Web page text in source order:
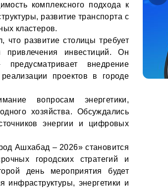
комплексного подхода к
развитие транспорта с
кластеров.
развитие столицы требует
привлечения инвестиций. Он
внедрение
проектов в городе
вопросам энергетики,
хозяйства. Обсуждались
энергии и цифровых
Ашхабад – 2026» становится
городских стратегий и
день мероприятия будет
инфраструктуры, энергетики и